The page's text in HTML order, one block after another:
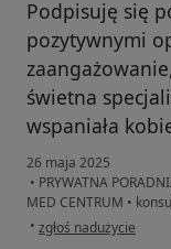
Podpisuję się
pozytywnymi
świetna
wspaniała
26 maja 2025
• PRYWATNA
MED CENTRUM •
• w opinii użytkownika A
zgłoś nadużycie